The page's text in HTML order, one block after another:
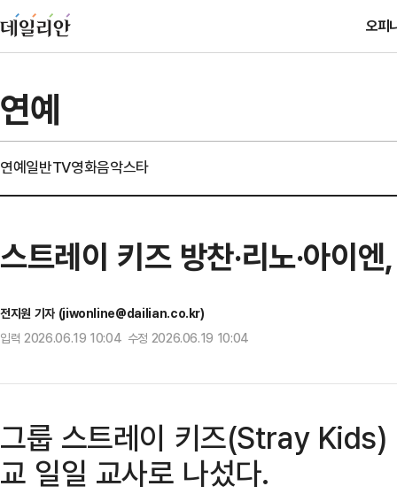
오피
연예
연예일반TV영화음악스타
스트레이 키즈 방찬·리노·아이
전지원 기자 (jiwonline@dailian.co.kr)
입력 2026.06.19 10:04 수정 2026.06.19 10:04
그룹 스트레이 키즈(Stray Kids)
교 일일 교사로 나섰다.